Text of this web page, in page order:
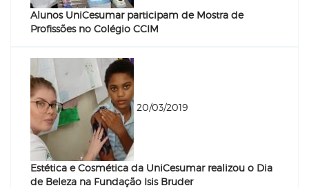
Alunos UniCesumar participam de Mostra de
Profissões no Colégio CCIM
20/03/2019
Estética e Cosmética da UniCesumar realizou o Dia
de Beleza na Fundação Isis Bruder